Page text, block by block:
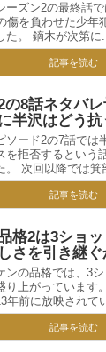
ーズン2の最終話
傷を負わせた少年
た。 鏑木が次第に
記事を読む
の8話ネタバ
半沢はどう抗
ソード2の7話では
を拒否するという
。 次回以降では箕
記事を読む
格2は3ショッ
さを引き継ぐ
ンの品格では、3
り上がっています
年前に放映されて
記事を読む